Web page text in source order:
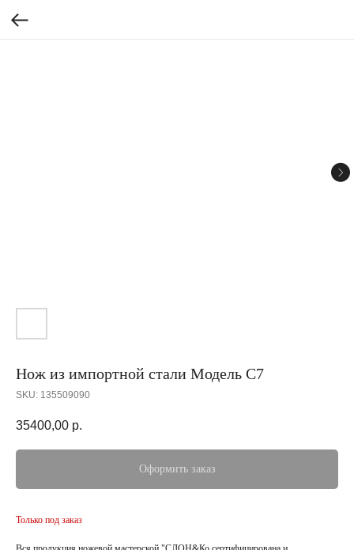
Нож из импортной стали Модель С7
SKU: 135509090
35400,00 р.
Оформить заказ
Только под заказ